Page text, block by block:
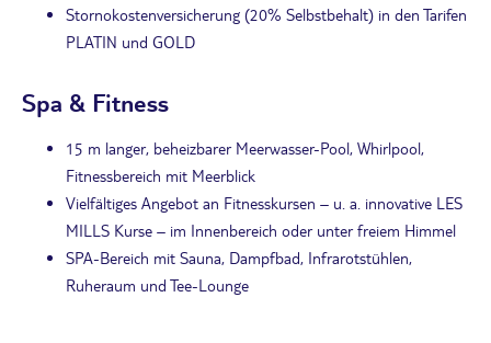
Stornokostenversicherung (20% Selbstbehalt) in den Tarifen
PLATIN und GOLD
Spa & Fitness
15 m langer, beheizbarer Meerwasser-Pool, Whirlpool,
Fitnessbereich mit Meerblick
Vielfältiges Angebot an Fitnesskursen – u. a. innovative LES
MILLS Kurse – im Innenbereich oder unter freiem Himmel
SPA-Bereich mit Sauna, Dampfbad, Infrarotstühlen,
Ruheraum und Tee-Lounge